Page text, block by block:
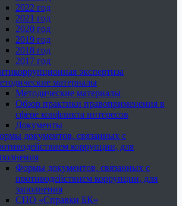
2022 год
2021 год
2020 год
2019 год
2018 год
2017 год
экспертиза
материалы
Методические материалы
Обзор практики правоприменения в
сфере конфликта интересов
Документы
документов, связанных с
коррупции, для
Формы документов, связанных с
противодействием коррупции, для
заполнения
СПО «Справки БК»